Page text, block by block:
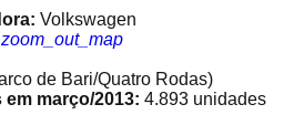
Volkswagen
zoom_out_map
de Bari/Quatro Rodas)
em março/2013: 4.893 unidades